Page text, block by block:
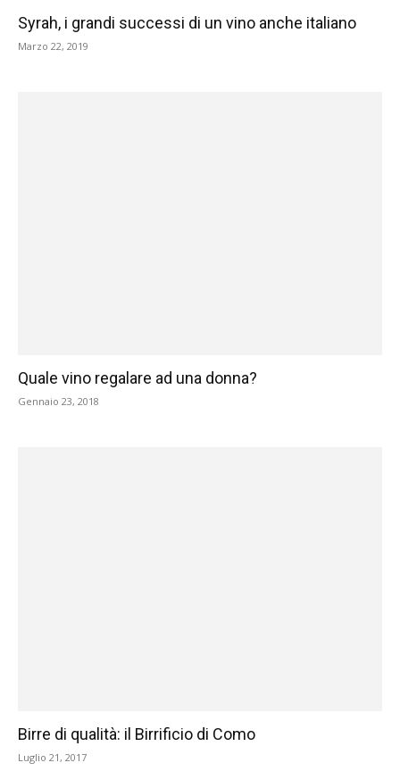
Syrah, i grandi successi di un vino anche italiano
Marzo 22, 2019
Quale vino regalare ad una donna?
Gennaio 23, 2018
Birre di qualità: il Birrificio di Como
Luglio 21, 2017